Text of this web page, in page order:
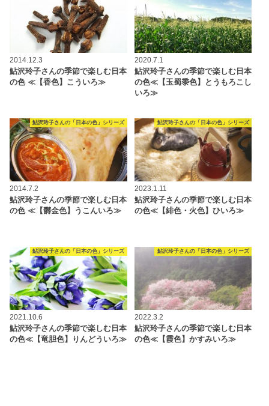
2014.12.3
鮎沢玲子さんの季節で楽しむ日本
の色 ≪【香色】こういろ≫
2020.7.1
鮎沢玲子さんの季節で楽しむ日本
の色≪【玉蜀黍色】とうもろこし
いろ≫
鮎沢玲子さんの「日本の色」シリーズ
2014.7.2
鮎沢玲子さんの季節で楽しむ日本
の色 ≪【欝金色】うこんいろ≫
鮎沢玲子さんの「日本の色」シリーズ
2023.1.11
鮎沢玲子さんの季節で楽しむ日本
の色≪【緋色・火色】ひいろ≫
鮎沢玲子さんの「日本の色」シリーズ
2021.10.6
鮎沢玲子さんの季節で楽しむ日本
の色≪【竜胆色】りんどういろ≫
鮎沢玲子さんの「日本の色」シリーズ
2022.3.2
鮎沢玲子さんの季節で楽しむ日本
の色≪【霞色】かすみいろ≫